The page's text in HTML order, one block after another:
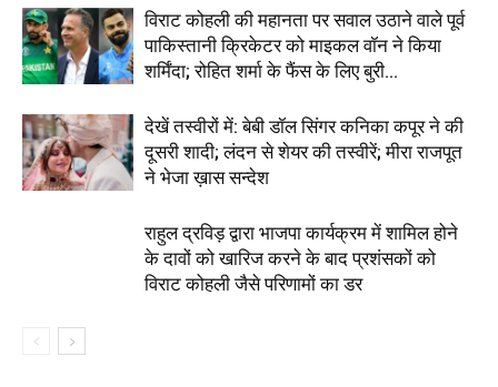
विराट कोहली की महानता पर सवाल उठाने वाले पूर्व
पाकिस्तानी क्रिकेटर को माइकल वॉन ने किया
शर्मिंदा; रोहित शर्मा के फैंस के लिए बुरी...
देखें तस्वीरों में: बेबी डॉल सिंगर कनिका कपूर ने की
दूसरी शादी; लंदन से शेयर की तस्वीरें; मीरा राजपूत
ने भेजा ख़ास सन्देश
राहुल द्रविड़ द्वारा भाजपा कार्यक्रम में शामिल होने
के दावों को खारिज करने के बाद प्रशंसकों को
विराट कोहली जैसे परिणामों का डर